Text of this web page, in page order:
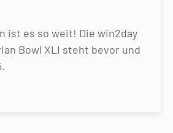
ist es so weit! Die win2day
Bowl XLI steht bevor und